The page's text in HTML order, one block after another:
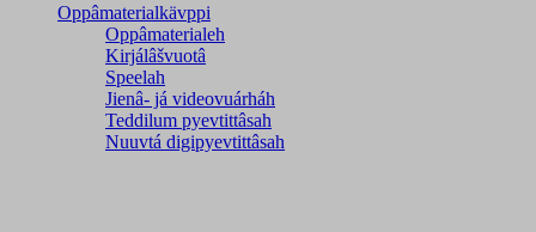
Oppâmaterialkävppi
Oppâmaterialeh
Kirjálâšvuotâ
Speelah
Jienâ- já videovuárháh
Teddilum pyevtittâsah
Nuuvtá digipyevtittâsah